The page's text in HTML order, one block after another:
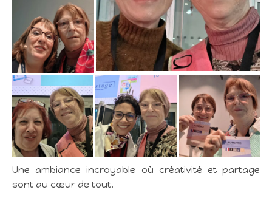
Une ambiance incroyable où créativité et partage
sont au cœur de tout.